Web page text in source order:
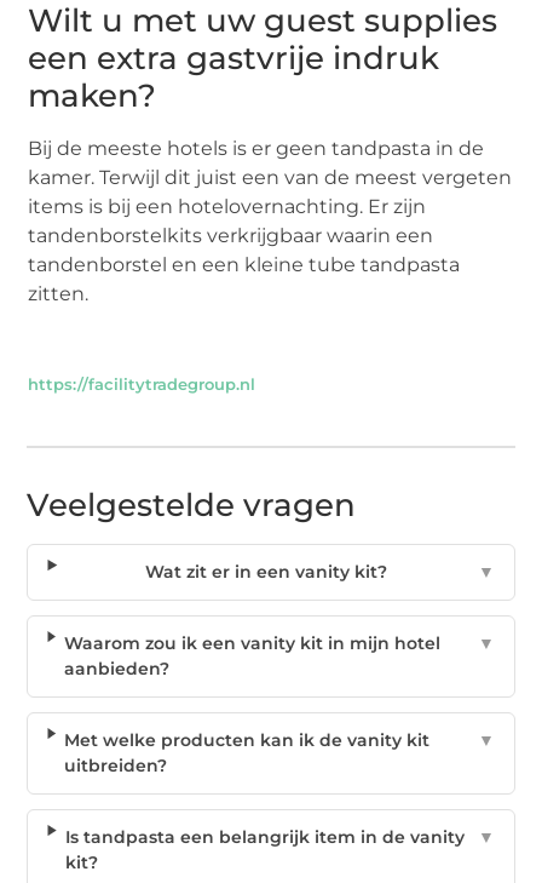
Wilt u met uw guest supplies
een extra gastvrije indruk
maken?
Bij de meeste hotels is er geen tandpasta in de
kamer. Terwijl dit juist een van de meest vergeten
items is bij een hotelovernachting. Er zijn
tandenborstelkits verkrijgbaar waarin een
tandenborstel en een kleine tube tandpasta
zitten.
https://facilitytradegroup.nl
Veelgestelde vragen
Wat zit er in een vanity kit? ▼
Waarom zou ik een vanity kit in mijn hotel
aanbieden?
▼
Met welke producten kan ik de vanity kit
uitbreiden?
▼
Is tandpasta een belangrijk item in de vanity
kit?
▼